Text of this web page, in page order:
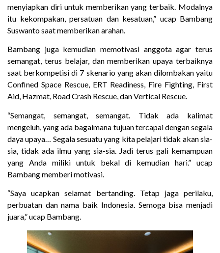
menyiapkan diri untuk memberikan yang terbaik. Modalnya
itu kekompakan, persatuan dan kesatuan,” ucap Bambang
Suswanto saat memberikan arahan.
Bambang juga kemudian memotivasi anggota agar terus
semangat, terus belajar, dan memberikan upaya terbaiknya
saat berkompetisi di 7 skenario yang akan dilombakan yaitu
Confined Space Rescue, ERT Readiness, Fire Fighting, First
Aid, Hazmat, Road Crash Rescue, dan Vertical Rescue.
“Semangat, semangat, semangat. Tidak ada kalimat
mengeluh, yang ada bagaimana tujuan tercapai dengan segala
daya upaya… Segala sesuatu yang kita pelajari tidak akan sia-
sia, tidak ada ilmu yang sia-sia. Jadi terus gali kemampuan
yang Anda miliki untuk bekal di kemudian hari.” ucap
Bambang memberi motivasi.
“Saya ucapkan selamat bertanding. Tetap jaga perilaku,
perbuatan dan nama baik Indonesia. Semoga bisa menjadi
juara,” ucap Bambang.